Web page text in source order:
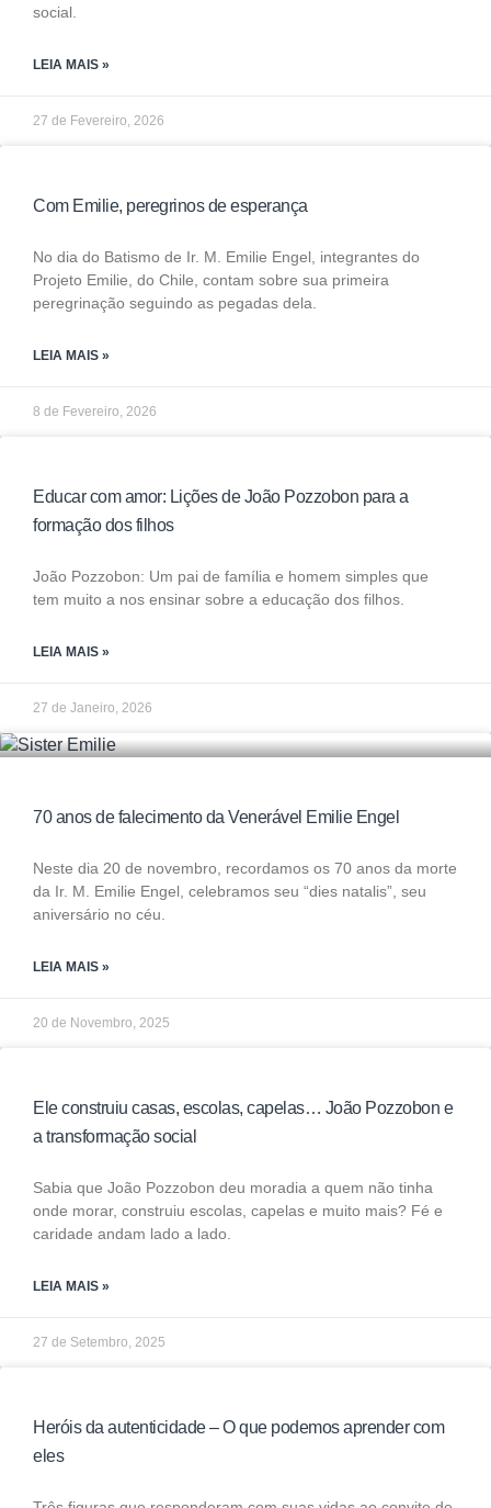
social.
LEIA MAIS »
27 de Fevereiro, 2026
Com Emilie, peregrinos de esperança
No dia do Batismo de Ir. M. Emilie Engel, integrantes do
Projeto Emilie, do Chile, contam sobre sua primeira
peregrinação seguindo as pegadas dela.
LEIA MAIS »
8 de Fevereiro, 2026
Educar com amor: Lições de João Pozzobon para a
formação dos filhos
João Pozzobon: Um pai de família e homem simples que
tem muito a nos ensinar sobre a educação dos filhos.
LEIA MAIS »
27 de Janeiro, 2026
70 anos de falecimento da Venerável Emilie Engel
Neste dia 20 de novembro, recordamos os 70 anos da morte
da Ir. M. Emilie Engel, celebramos seu “dies natalis”, seu
aniversário no céu.
LEIA MAIS »
20 de Novembro, 2025
Ele construiu casas, escolas, capelas… João Pozzobon e
a transformação social
Sabia que João Pozzobon deu moradia a quem não tinha
onde morar, construiu escolas, capelas e muito mais? Fé e
caridade andam lado a lado.
LEIA MAIS »
27 de Setembro, 2025
Heróis da autenticidade – O que podemos aprender com
eles